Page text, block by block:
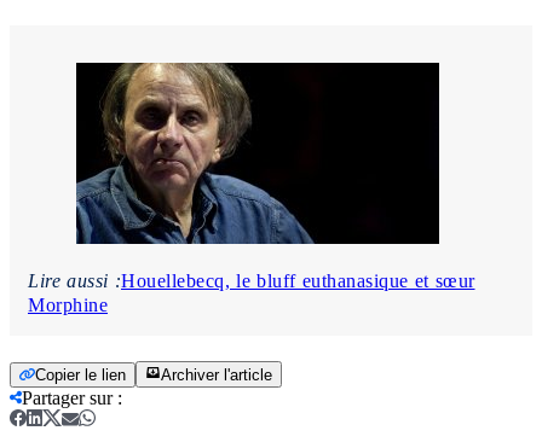
Lire aussi :Houellebecq, le bluff euthanasique et sœur
Morphine
Copier le lien Archiver l'article
Partager sur: